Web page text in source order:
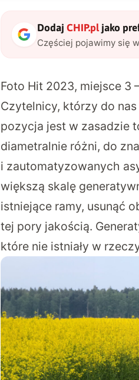
Dodaj CHIP.pljako
Częściej pojawimy się
Foto Hit 2023, miejsce 3
Czytelnicy, którzy do
pozycja jest w zasadzie
diametralnie różni, do
i zautomatyzowanych
większą skalę
istniejące ramy, usunąć
tej pory jakością.
które nie istniały w